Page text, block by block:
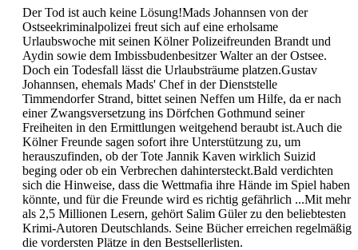
Der Tod ist auch keine Lösung!Mads Johannsen von der
Ostseekriminalpolizei freut sich auf eine erholsame
Urlaubswoche mit seinen Kölner Polizeifreunden Brandt und
Aydin sowie dem Imbissbudenbesitzer Walter an der Ostsee.
Doch ein Todesfall lässt die Urlaubsträume platzen.Gustav
Johannsen, ehemals Mads' Chef in der Dienststelle
Timmendorfer Strand, bittet seinen Neffen um Hilfe, da er nach
einer Zwangsversetzung ins Dörfchen Gothmund seiner
Freiheiten in den Ermittlungen weitgehend beraubt ist.Auch die
Kölner Freunde sagen sofort ihre Unterstützung zu, um
herauszufinden, ob der Tote Jannik Kaven wirklich Suizid
beging oder ob ein Verbrechen dahintersteckt.Bald verdichten
sich die Hinweise, dass die Wettmafia ihre Hände im Spiel haben
könnte, und für die Freunde wird es richtig gefährlich ...Mit mehr
als 2,5 Millionen Lesern, gehört Salim Güler zu den beliebtesten
Krimi-Autoren Deutschlands. Seine Bücher erreichen regelmäßig
die vordersten Plätze in den Bestsellerlisten.